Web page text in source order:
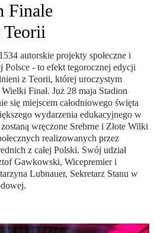
Finale
autorskie projekty społeczne i
Polsce - to efekt tegorocznej edycji
z Teorii, której uroczystym
Finał. Już 28 maja Stadion
się miejscem całodniowego święta
wydarzenia edukacyjnego w
wręczone Srebrne i Złote Wilki
realizowanych przez
z całej Polski. Swój udział
Gawkowski, Wicepremier i
Lubnauer, Sekretarz Stanu w